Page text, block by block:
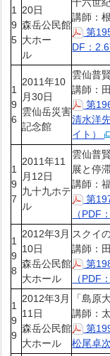
1
9
5
20日
森岳公民館
大ホー
ル
講師：
第
DF：
1
9
6
2011年10
月30日
雲仙岳災害
記念館
雲仙普
講師：
第
清水洋
イト）
1
9
7
2011年11
月12日
九十九ホテ
ル
雲仙普
展と停
講師：
第
（PDF
1
9
8
2012年3月
10日
森岳公民館
大ホール
スクイ
講師：
第
（PDF
1
9
9
2012年3月
11日
森岳公民館
大ホール
「島原
講師：
第
松尾卓